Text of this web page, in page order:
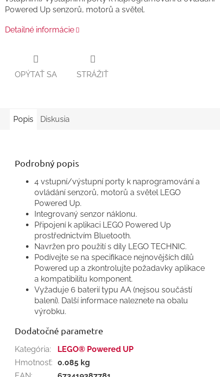
Powered Up senzorů, motorů a světel.
Detailné informácie
OPÝTAŤ SA STRÁŽIŤ
Popis Diskusia
Podrobný popis
4 vstupní/výstupní porty k naprogramování a
ovládání senzorů, motorů a světel LEGO
Powered Up.
Integrovaný senzor náklonu.
Připojení k aplikaci LEGO Powered Up
prostřednictvím Bluetooth.
Navržen pro použití s díly LEGO TECHNIC.
Podívejte se na specifikace nejnovějších dílů
Powered up a zkontrolujte požadavky aplikace
a kompatibilitu komponent.
Vyžaduje 6 baterií typu AA (nejsou součástí
balení). Další informace naleznete na obalu
výrobku.
Dodatočné parametre
Kategória:
LEGO® Powered UP
Hmotnosť: 0.085 kg